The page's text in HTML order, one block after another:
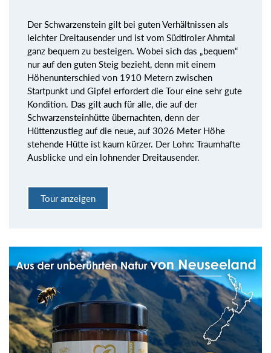
Der Schwarzenstein gilt bei guten Verhältnissen als
leichter Dreitausender und ist vom Südtiroler Ahrntal
ganz bequem zu besteigen. Wobei sich das „bequem“
nur auf den guten Steig bezieht, denn mit einem
Höhenunterschied von 1910 Metern zwischen
Startpunkt und Gipfel erfordert die Tour eine sehr gute
Kondition. Das gilt auch für alle, die auf der
Schwarzensteinhütte übernachten, denn der
Hüttenzustieg auf die neue, auf 3026 Meter Höhe
stehende Hütte ist kaum kürzer. Der Lohn: Traumhafte
Ausblicke und ein lohnender Dreitausender.
Tour anzeigen